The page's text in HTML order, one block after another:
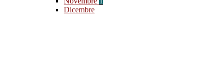
Dicembre